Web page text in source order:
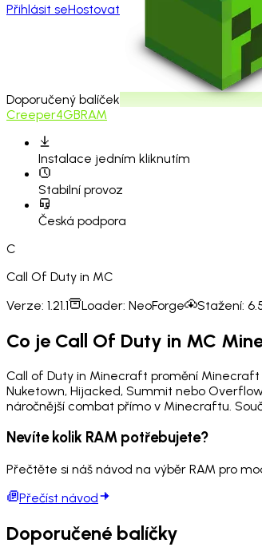
Přihlásit seHostovat
Doporučený balíček
Creeper4GBRAM
Instalace jedním kliknutím
Stabilní provoz
Česká podpora
C
Call Of Duty in MC
Verze: 1.21.1 Loader: NeoForge Stažení:
Co je Call Of Duty in MC
Call of Duty in Minecraft promění Minecraft
Nuketown, Hijacked, Summit nebo
náročnější combat přímo v Minecraftu.
Nevíte kolik RAM potřebujete?
Přečtěte si náš návod na výběr RAM pro
Přečíst návod
Doporučené balíčky